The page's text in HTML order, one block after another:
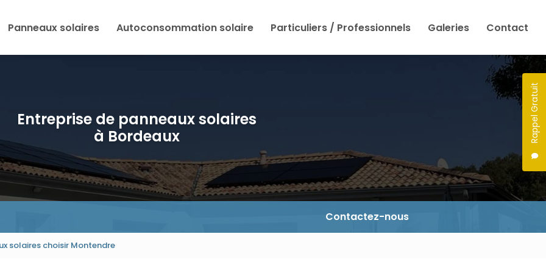
Rappel Gratuit
Panneaux solaires Autoconsommation solaire Particuliers / Professionnels Galeries Contact
Entreprise de panneaux solaires
à Bordeaux
Contactez-nous
solaires choisir Montendre